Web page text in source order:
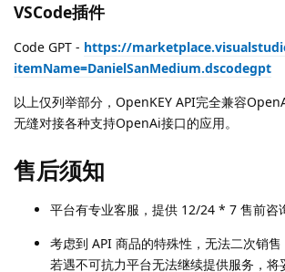
VSCode插件
Code GPT - https://
itemName=DanielSanMedium.dscodegpt
以上仅列举部分，OpenKEY API完全兼容
无缝对接各种支持OpenAi接口的应用。
售后须知
平台有专业客服，提供 12/24 * 7 售前咨
考虑到 API 商品的特殊性，无法二次销售
若遇不可抗力平台无法继续提供服务，将